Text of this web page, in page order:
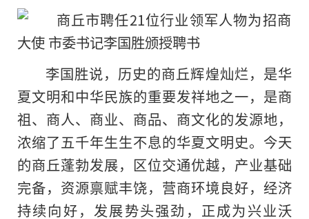
李国胜说，历史的商丘辉煌灿烂，是华
夏文明和中华民族的重要发祥地之一，是商
祖、商人、商业、商品、商文化的发源地，
浓缩了五千年生生不息的华夏文明史。今天
的商丘蓬勃发展，区位交通优越，产业基础
完备，资源禀赋丰饶，营商环境良好，经济
持续向好，发展势头强劲，正成为兴业沃